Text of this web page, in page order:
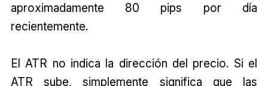
aproximadamente 80 pips por día
recientemente.
El ATR no indica la dirección del precio. Si el
ATR sube, simplemente significa que las